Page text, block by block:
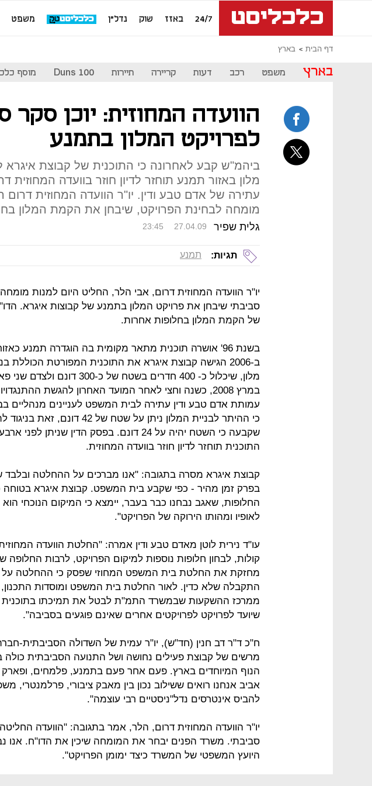
24/7 באזז שוק נדל"ן משפט
דף הבית בארץ
בארץ משפט רכב דעות קריירה תיירות Duns 100 מוסף
הוועדה המחוזית: יוכן סקר
לפרויקט המלון בתמנע
ביהמ"ש קבע לאחרונה כי התוכנית של קבוצת
מלון באזור תמנע תוחזר לדיון חוזר בוועדה המחוזית
עתירה של אדם טבע ודין. יו"ר הוועדה המחוזית דרום
מומחה לבחינת הפרויקט, שיבחן את הקמת המלון
גלית שפיר 23:45 27.04.09
תגיות: תמנע
יו"ר הוועדה המחוזית דרום, אבי הלר, החליט היום למנות
סביבתי שיבחן את פרויקט המלון בתמנע של קבוצות איגרא.
של הקמת המלון בחלופות אחרות.
בשנת 96' אושרה תוכנית מתאר מקומית בה הוגדרה תמנע
ב-2006 הגישה קבוצת איגרא את התוכנית המפורטת הכוללת
מלון, שיכלול כ- 400 חדרים בשטח של
במרץ 2008, כשנה וחצי לאחר המועד האחרון להגשת
עמותת אדם טבע ודין עתירה לבית המשפט לעניינים מנהליים
כי ההיתר לבניית המלון ניתן על שטח של
שקבעה כי השטח יהיה על 24 דונם. בפסק הדין
התוכנית תוחזר לדיון חוזר בוועדה המחוזית.
קבוצת איגרא מסרה בתגובה: "אנו מברכים על ההחלטה ובלבד
בפרק זמן מהיר - כפי שקבע בית המשפט. קבוצת איגרא בטוחה
החלופות, שאגב נבחנו כבר בעבר, יימצא כי המיקום הנוכחי
לאופיו ומהותו הירוקה של הפרויקט".
עו"ד נירית לוטן מאדם טבע ודין אמרה: "החלטת הוועדה
קולות, לבחון חלופות נוספות למיקום הפרויקט, לרבות החלופה
מחזקת את החלטת בית המשפט המחוזי שפסק כי ההחלטה על
התקבלה שלא כדין. לאור החלטת בית המשפט ומוסדות
ממרכז ההשקעות שבמשרד התמ"ת לבטל את תמיכתו
שיועד לפרויקט לפרויקטים אחרים שאינם פוגעים בסביבה".
ח"כ ד"ר דב חנין (חד"ש), יו"ר עמית של השדולה הסביבתית-
מרשים של קבוצת פעילים נחושה ושל התנועה הסביבתית כולה
הנוף המיוחדים בארץ. פעם אחר פעם בתמנע, פלמחים, ופארק
אביב אנחנו רואים ששילוב נכון בין מאבק ציבורי, פרלמנטרי,
להביס אינטרסים נדל"ניסטיים רבי עוצמה".
יו"ר הוועדה המחוזית דרום, הלר, אמר בתגובה: "הוועדה החליטה
סביבתי. משרד הפנים יבחר את המומחה שיכין את הדו"ח. אנו
היועץ המשפטי של המשרד כיצד ימומן הפרויקט".